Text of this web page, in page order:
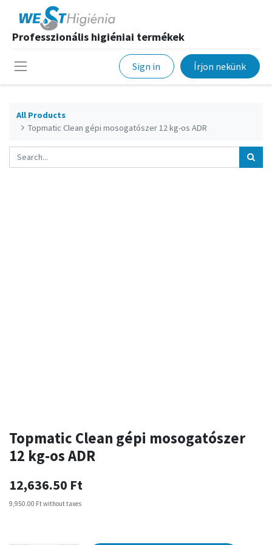
Professzionális higiéniai termékek
Sign in Írjon nekünk
All Products
Topmatic Clean gépi mosogatószer 12 kg-os ADR
Topmatic Clean gépi mosogatószer
12 kg-os ADR
12,636.50 Ft
9,950.00 Ftwithout taxes